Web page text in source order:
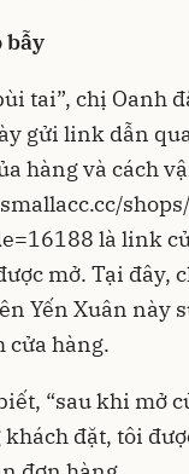
bẫy
tai”, chị Oanh
gửi link dẫn qua
hàng và cách
là link
mở. Tại đây,
Yến Xuân này
cửa hàng.
“sau khi mở
khách đặt, tôi